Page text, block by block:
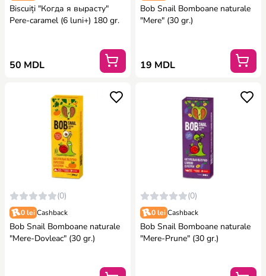
Biscuiți "Когда я вырасту"
Pere-caramel (6 luni+) 180 gr.
50 MDL
Bob Snail Bomboane naturale
"Mere" (30 gr.)
19 MDL
(0)
0 lei Cashback
Bob Snail Bomboane naturale
"Mere-Dovleac" (30 gr.)
(0)
0 lei Cashback
Bob Snail Bomboane naturale
"Mere-Prune" (30 gr.)